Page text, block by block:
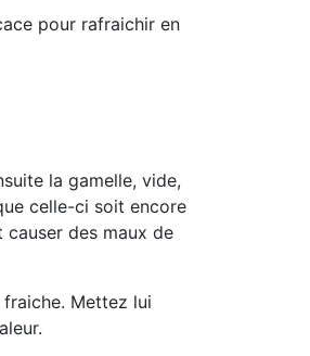
pour rafraichir en
la gamelle, vide,
celle-ci soit encore
causer des maux de
fraiche. Mettez lui